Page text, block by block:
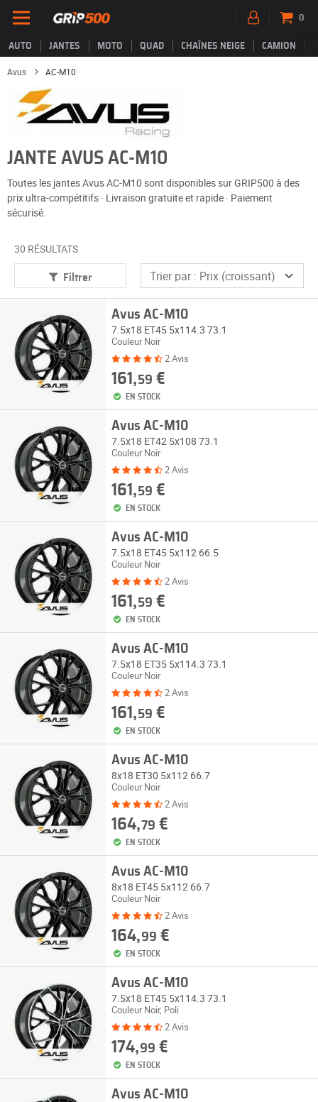
AUTO JANTES MOTO QUAD CHAÎNES NEIGE CAMION
0
Avus AC-M10
JANTE AVUS AC-M10
Toutes les jantes Avus AC-M10 sont disponibles sur GRIP500 à des
prix ultra-compétitifs · Livraison gratuite et rapide · Paiement
sécurisé.
30 RÉSULTATS
Filtrer
Avus AC-M10
7.5x18 ET45 5x114.3 73.1
Couleur Noir
2 Avis
161,59 €
EN STOCK
Avus AC-M10
7.5x18 ET42 5x108 73.1
Couleur Noir
2 Avis
161,59 €
EN STOCK
Avus AC-M10
7.5x18 ET45 5x112 66.5
Couleur Noir
2 Avis
161,59 €
EN STOCK
Avus AC-M10
7.5x18 ET35 5x114.3 73.1
Couleur Noir
2 Avis
161,59 €
EN STOCK
Avus AC-M10
8x18 ET30 5x112 66.7
Couleur Noir
2 Avis
164,79 €
EN STOCK
Avus AC-M10
8x18 ET45 5x112 66.7
Couleur Noir
2 Avis
164,99 €
EN STOCK
Avus AC-M10
7.5x18 ET45 5x114.3 73.1
Couleur Noir, Poli
2 Avis
174,99 €
EN STOCK
Avus AC-M10